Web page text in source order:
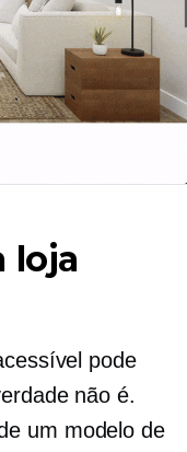
loja
pode
não é.
um modelo de